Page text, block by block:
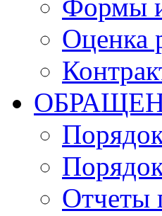
Формы
Оценка
Отчеты